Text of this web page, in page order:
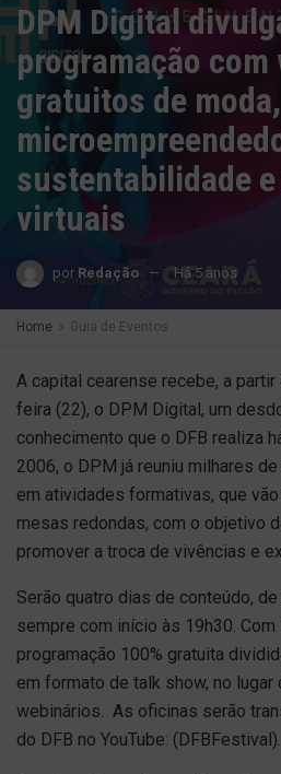
DPM Digital
programação
gratuitos de moda,
sustentabilidade
virtuais
por Redação Há 5 anos
Home Guia de Eventos
A capital cearense recebe, a
feira (22), o DPM Digital, um
conhecimento que o DFB realiza
2006, o DPM já reuniu milhares
em atividades formativas, que
mesas redondas, com o objetivo
promover a troca de vivências e
Serão quatro dias de conteúdo,
sempre com início às 19h30. Com
programação 100% gratuita
em formato de talk show, no
webinários. As oficinas serão
do DFB no YouTube: (DFBFestival).